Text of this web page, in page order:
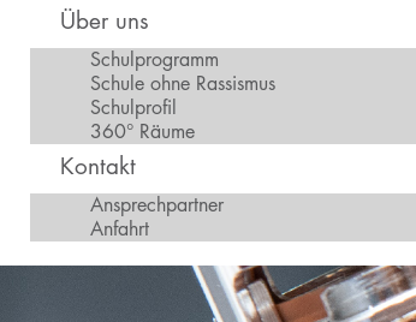
Über uns
Schulprogramm
Schule ohne Rassismus
Schulprofil
360° Räume
Kontakt
Ansprechpartner
Anfahrt